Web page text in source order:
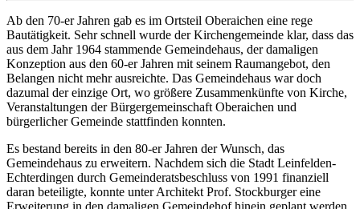
Ab den 70-er Jahren gab es im Ortsteil Oberaichen eine rege
Bautätigkeit. Sehr schnell wurde der Kirchengemeinde klar, dass das
aus dem Jahr 1964 stammende Gemeindehaus, der damaligen
Konzeption aus den 60-er Jahren mit seinem Raumangebot, den
Belangen nicht mehr ausreichte. Das Gemeindehaus war doch
dazumal der einzige Ort, wo größere Zusammenkünfte von Kirche,
Veranstaltungen der Bürgergemeinschaft Oberaichen und
bürgerlicher Gemeinde stattfinden konnten.
Es bestand bereits in den 80-er Jahren der Wunsch, das
Gemeindehaus zu erweitern. Nachdem sich die Stadt Leinfelden-
Echterdingen durch Gemeinderatsbeschluss von 1991 finanziell
daran beteiligte, konnte unter Architekt Prof. Stockburger eine
Erweiterung in den damaligen Gemeindehof hinein geplant werden.